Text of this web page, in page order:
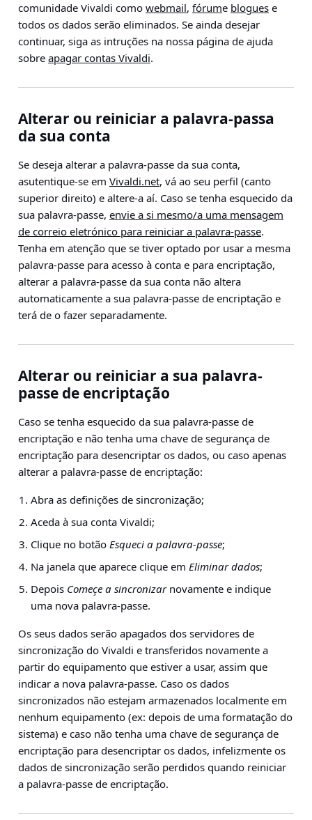
comunidade Vivaldi como webmail, fórume blogues e
todos os dados serão eliminados. Se ainda desejar
continuar, siga as intruções na nossa página de ajuda
sobre apagar contas Vivaldi.
Alterar ou reiniciar a palavra-passa
da sua conta
Se deseja alterar a palavra-passe da sua conta,
asutentique-se em Vivaldi.net, vá ao seu perfil (canto
superior direito) e altere-a aí. Caso se tenha esquecido da
sua palavra-passe, envie a si mesmo/a uma mensagem
de correio eletrónico para reiniciar a palavra-passe.
Tenha em atenção que se tiver optado por usar a mesma
palavra-passe para acesso à conta e para encriptação,
alterar a palavra-passe da sua conta não altera
automaticamente a sua palavra-passe de encriptação e
terá de o fazer separadamente.
Alterar ou reiniciar a sua palavra-
passe de encriptação
Caso se tenha esquecido da sua palavra-passe de
encriptação e não tenha uma chave de segurança de
encriptação para desencriptar os dados, ou caso apenas
alterar a palavra-passe de encriptação:
Abra as definições de sincronização;
Aceda à sua conta Vivaldi;
Clique no botão Esqueci a palavra-passe;
Na janela que aparece clique em Eliminar dados;
Depois Começe a sincronizarnovamente e indique
uma nova palavra-passe.
Os seus dados serão apagados dos servidores de
sincronização do Vivaldi e transferidos novamente a
partir do equipamento que estiver a usar, assim que
indicar a nova palavra-passe. Caso os dados
sincronizados não estejam armazenados localmente em
nenhum equipamento (ex: depois de uma formatação do
sistema) e caso não tenha uma chave de segurança de
encriptação para desencriptar os dados, infelizmente os
dados de sincronização serão perdidos quando reiniciar
a palavra-passe de encriptação.